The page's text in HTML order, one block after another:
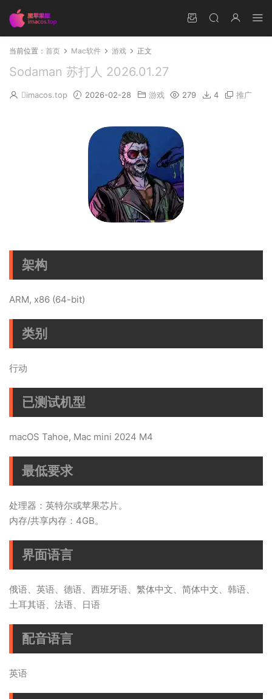
当前位置： 首页 Mac软件 游戏 正文
Sodaman 苏打人 2026.01.27
imacos.top 2026-02-28 游戏 279 4 推广
架构
ARM, x86 (64-bit)
类别
行动
已测试机型
macOS Tahoe, Mac mini 2024 M4
最低要求
处理器：英特尔或苹果芯片。
内存/共享内存：4GB。
界面语言
俄语、英语、德语、西班牙语、繁体中文、简体中文、韩语、
土耳其语、法语、日语
配音语言
英语